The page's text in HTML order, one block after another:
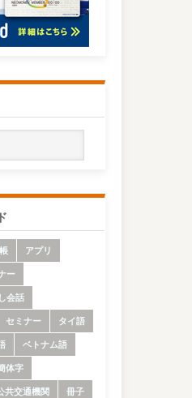
アプリ
ー
会話
セミナー
タイ語
ベトナム語
体字
共交通機関
冊子